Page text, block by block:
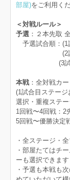
部屋)をご利用く
＜対戦ルール＞
予選 ：２本先取
予選試合順：
(2試合
(3試合目
本戦 ：全対戦カ
(1試合目ステー
選択・重複ステ
1回戦〜4回戦：
5回戦〜優勝決定
・全ステージ・
・部屋たてはチ
ーも選択できます
・予選も本戦も